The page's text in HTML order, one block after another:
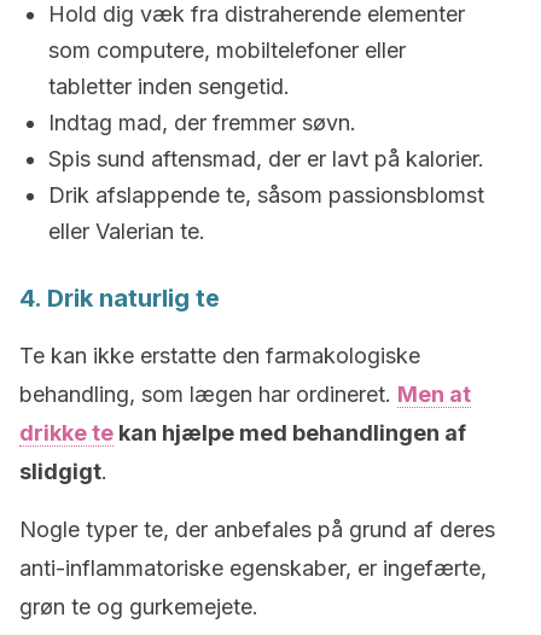
Hold dig væk fra distraherende elementer
som computere, mobiltelefoner eller
tabletter inden sengetid.
Indtag mad, der fremmer søvn.
Spis sund aftensmad, der er lavt på kalorier.
Drik afslappende te, såsom passionsblomst
eller Valerian te.
4. Drik naturlig te
Te kan ikke erstatte den farmakologiske
behandling, som lægen har ordineret. Men at
drikke te kan hjælpe med behandlingen af
slidgigt.
Nogle typer te, der anbefales på grund af deres
anti-inflammatoriske egenskaber, er ingefærte,
grøn te og gurkemejete.